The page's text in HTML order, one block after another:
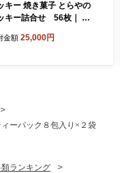
キー 焼き菓子 とらやの
キー詰合せ 56枚｜ 愛
人気 アソート お菓子ス
金額 25,000円
ィーパック８包入り×２袋
ランキング